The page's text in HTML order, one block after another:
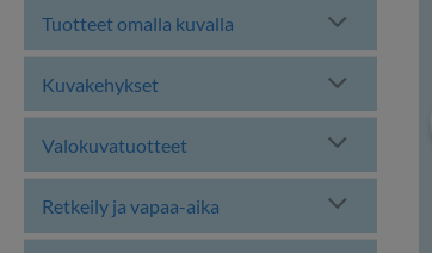
Tuotteet omalla kuvalla
Kuvakehykset
Valokuvatuotteet
Retkeily ja vapaa-aika